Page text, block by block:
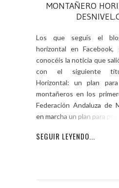
MONTAÑERO
Los que seguís el
horizontal en
conocéis la noticia que
con el siguiente
Horizontal: un plan
montañeros en los
Federación Andaluza de
en marcha un plan para
SEGUIR LEYENDO...